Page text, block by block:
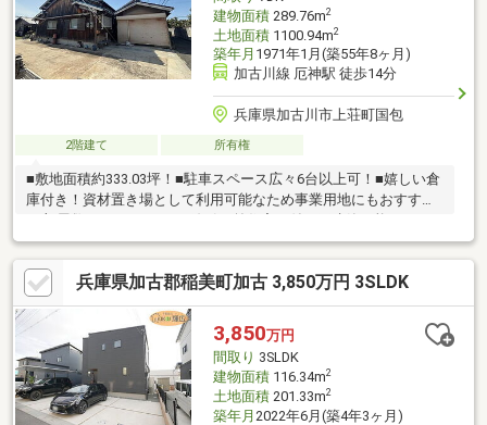
建物面積289.76m2
土地面積1100.94m2
築年月 1971年1月(築55年8ヶ月)
加古川線 厄神駅 徒歩14分
兵庫県加古川市上荘町国包
2階建て 所有権
■敷地面積約333.03坪！■駐車スペース広々6台以上可！■嬉しい倉
庫付き！資材置き場として利用可能なため事業用地にもおすすめ
兵庫県加古郡稲美町加古 3,850万円 3SLDK
3,850万円
間取り 3SLDK
建物面積116.34m2
土地面積201.33m2
築年月 2022年6月(築4年3ヶ月)